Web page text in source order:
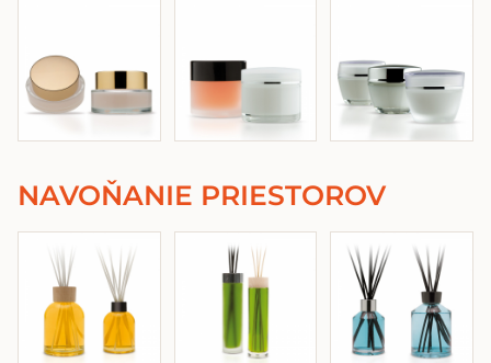
NAVOŇANIE PRIESTOROV